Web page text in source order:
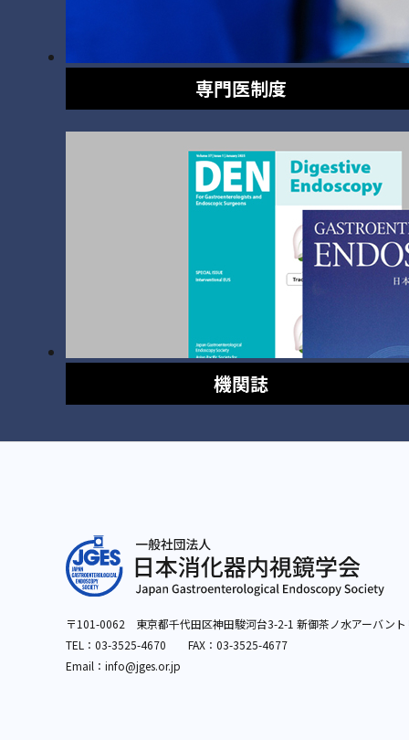
専門医制度
機関誌
〒101-0062 東京都千代田区神田駿河台3-2-1 新御茶ノ水アーバン
TEL： 03-3525-4670 FAX：03-3525-4677
Email：info@jges.or.jp